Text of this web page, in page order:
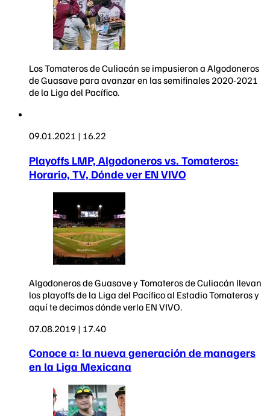
Los Tomateros de Culiacán se impusieron a Algodoneros
de Guasave para avanzar en las semifinales 2020-2021
de la Liga del Pacífico.
09.01.2021 | 16.22
Playoffs LMP, Algodoneros vs. Tomateros:
Horario, TV, Dónde ver EN VIVO
Algodoneros de Guasave y Tomateros de Culiacán llevan
los playoffs de la Liga del Pacífico al Estadio Tomateros y
aquí te decimos dónde verlo EN VIVO.
07.08.2019 | 17.40
Conoce a: la nueva generación de managers
en la Liga Mexicana